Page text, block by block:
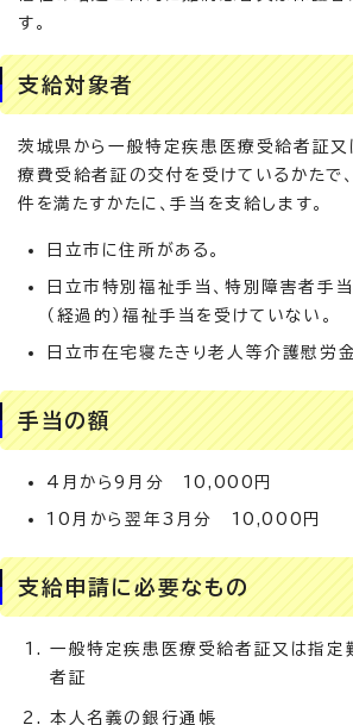
す。
支給対象者
茨城県から一般特定疾患医療受給者証又
療費受給者証の交付を受けているかたで
件を満たすかたに、手当を支給します。
日立市に住所がある。
日立市特別福祉手当、特別障害者手当
（経過的）福祉手当を受けていない。
日立市在宅寝たきり老人等介護慰労金
手当の額
4月から9月分 10,000円
10月から翌年3月分 10,000円
支給申請に必要なもの
一般特定疾患医療受給者証又は指定
者証
本人名義の銀行通帳